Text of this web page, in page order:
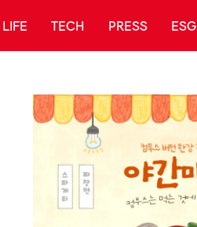
LIFE TECH PRESS ESG